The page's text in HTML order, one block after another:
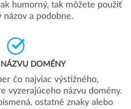
humorný, tak môžete použiť
názov a podobne.
NÁZVU DOMÉNY
čo najviac výstižného,
vyzerajúceho názvu domény.
ostatné znaky alebo